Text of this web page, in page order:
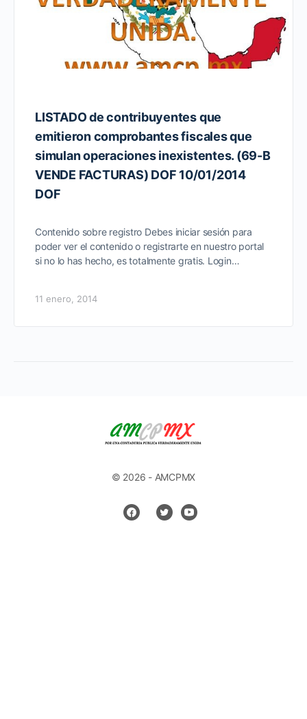
LISTADO de contribuyentes que
emitieron comprobantes fiscales que
simulan operaciones inexistentes. (69-B
VENDE FACTURAS) DOF 10/01/2014
DOF
Contenido sobre registro Debes iniciar sesión para
poder ver el contenido o registrarte en nuestro portal
si no lo has hecho, es totalmente gratis. Login…
11 enero, 2014
© 2026 - AMCPMX